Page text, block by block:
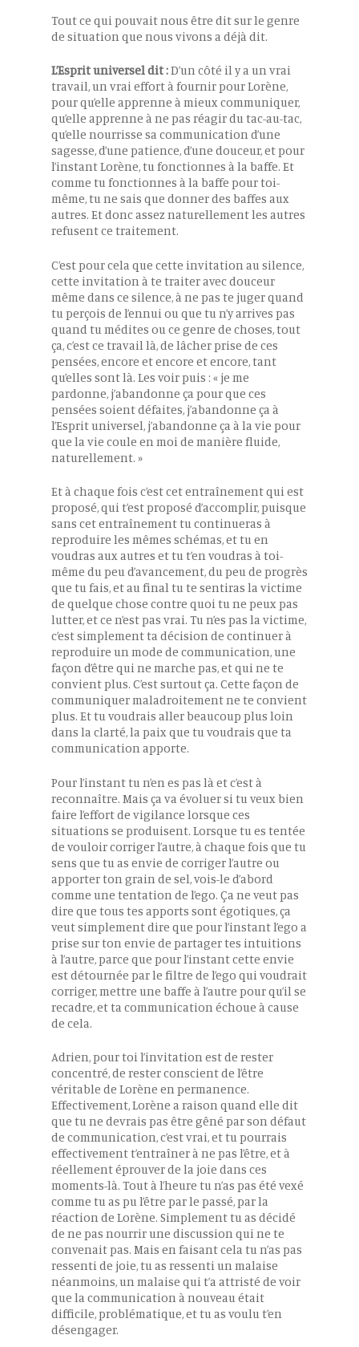
Tout ce qui pouvait nous être dit sur le genre
de situation que nous vivons a déjà dit.
L’Esprit universel dit :D’un côté il y a un vrai
travail, un vrai effort à fournir pour Lorène,
pour qu’elle apprenne à mieux communiquer,
qu’elle apprenne à ne pas réagir du tac-au-tac,
qu’elle nourrisse sa communication d’une
sagesse, d’une patience, d’une douceur, et pour
l’instant Lorène, tu fonctionnes à la baffe. Et
comme tu fonctionnes à la baffe pour toi-
même, tu ne sais que donner des baffes aux
autres. Et donc assez naturellement les autres
refusent ce traitement.
C’est pour cela que cette invitation au silence,
cette invitation à te traiter avec douceur
même dans ce silence, à ne pas te juger quand
tu perçois de l’ennui ou que tu n’y arrives pas
quand tu médites ou ce genre de choses, tout
ça, c’est ce travail là, de lâcher prise de ces
pensées, encore et encore et encore, tant
qu’elles sont là. Les voir puis : « je me
pardonne, j’abandonne ça pour que ces
pensées soient défaites, j’abandonne ça à
l’Esprit universel, j’abandonne ça à la vie pour
que la vie coule en moi de manière fluide,
naturellement. »
Et à chaque fois c’est cet entraînement qui est
proposé, qui t’est proposé d’accomplir, puisque
sans cet entraînement tu continueras à
reproduire les mêmes schémas, et tu en
voudras aux autres et tu t’en voudras à toi-
même du peu d’avancement, du peu de progrès
que tu fais, et au final tu te sentiras la victime
de quelque chose contre quoi tu ne peux pas
lutter, et ce n’est pas vrai. Tu n’es pas la victime,
c’est simplement ta décision de continuer à
reproduire un mode de communication, une
façon d’être qui ne marche pas, et qui ne te
convient plus. C’est surtout ça. Cette façon de
communiquer maladroitement ne te convient
plus. Et tu voudrais aller beaucoup plus loin
dans la clarté, la paix que tu voudrais que ta
communication apporte.
Pour l’instant tu n’en es pas là et c’est à
reconnaître. Mais ça va évoluer si tu veux bien
faire l’effort de vigilance lorsque ces
situations se produisent. Lorsque tu es tentée
de vouloir corriger l’autre, à chaque fois que tu
sens que tu as envie de corriger l’autre ou
apporter ton grain de sel, vois-le d’abord
comme une tentation de l’ego. Ça ne veut pas
dire que tous tes apports sont égotiques, ça
veut simplement dire que pour l’instant l’ego a
prise sur ton envie de partager tes intuitions
à l’autre, parce que pour l’instant cette envie
est détournée par le filtre de l’ego qui voudrait
corriger, mettre une baffe à l’autre pour qu’il se
recadre, et ta communication échoue à cause
de cela.
Adrien, pour toi l’invitation est de rester
concentré, de rester conscient de l’être
véritable de Lorène en permanence.
Effectivement, Lorène a raison quand elle dit
que tu ne devrais pas être gêné par son défaut
de communication, c’est vrai, et tu pourrais
effectivement t’entraîner à ne pas l’être, et à
réellement éprouver de la joie dans ces
moments-là. Tout à l’heure tu n’as pas été vexé
comme tu as pu l’être par le passé, par la
réaction de Lorène. Simplement tu as décidé
de ne pas nourrir une discussion qui ne te
convenait pas. Mais en faisant cela tu n’as pas
ressenti de joie, tu as ressenti un malaise
néanmoins, un malaise qui t’a attristé de voir
que la communication à nouveau était
difficile, problématique, et tu as voulu t’en
désengager.